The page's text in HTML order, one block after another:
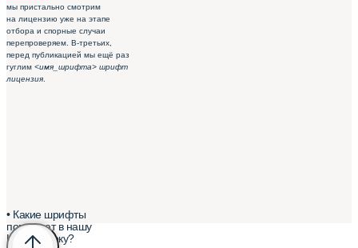
мы пристально смотрим
на лицензию уже на этапе
отбора и спорные случаи
перепроверяем. В-третьих,
перед публикацией мы ещё раз
гуглим <имя_шрифта> шрифт
лицензия
• Какие шрифты
попадают в нашу
Шрифтотеку?